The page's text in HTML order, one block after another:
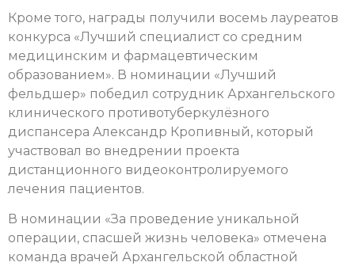
Кроме того, награды получили восемь лауреатов
конкурса «Лучший специалист со средним
медицинским и фармацевтическим
образованием». В номинации «Лучший
фельдшер» победил сотрудник Архангельского
клинического противотуберкулёзного
диспансера Александр Кропивный, который
участвовал во внедрении проекта
дистанционного видеоконтролируемого
лечения пациентов.
В номинации «За проведение уникальной
операции, спасшей жизнь человека» отмечена
команда врачей Архангельской областной